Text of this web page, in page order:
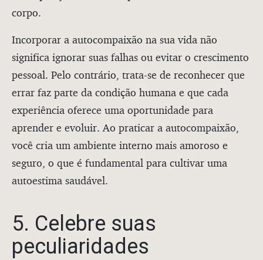
corpo.
Incorporar a autocompaixão na sua vida não
significa ignorar suas falhas ou evitar o crescimento
pessoal. Pelo contrário, trata-se de reconhecer que
errar faz parte da condição humana e que cada
experiência oferece uma oportunidade para
aprender e evoluir. Ao praticar a autocompaixão,
você cria um ambiente interno mais amoroso e
seguro, o que é fundamental para cultivar uma
autoestima saudável.
5. Celebre suas
peculiaridades